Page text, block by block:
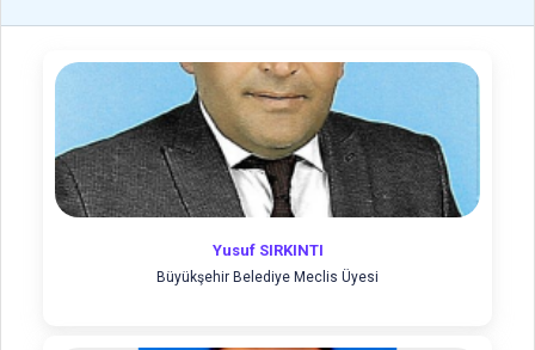
Yusuf SIRKINTI
Büyükşehir Belediye Meclis Üyesi